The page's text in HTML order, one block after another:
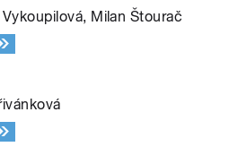
Milan Štourač